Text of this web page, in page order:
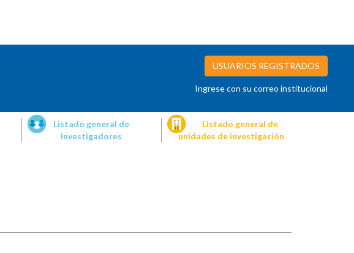
USUARIOS REGISTRADOS
Ingrese con su correo institucional
Listado general de
investigadores
Listado general de
unidades de investigación